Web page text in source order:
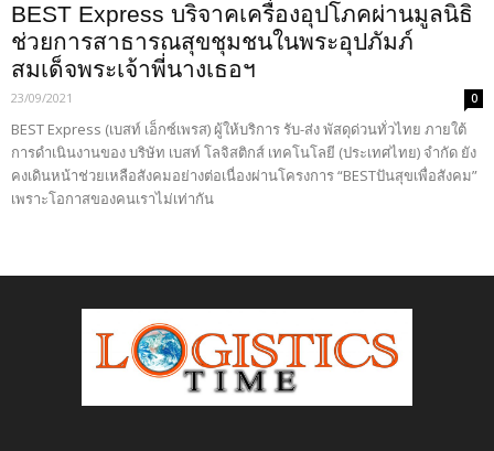
BEST Express บริจาคเครื่องอุปโภคผ่านมูลนิธิ
ช่วยการสาธารณสุขชุมชนในพระอุปภัมภ์
สมเด็จพระเจ้าพี่นางเธอฯ
23/09/2021 0
BEST Express (เบสท์ เอ็กซ์เพรส) ผู้ให้บริการ รับ-ส่ง พัสดุด่วนทั่วไทย ภายใต้
การดำเนินงานของ บริษัท เบสท์ โลจิสติกส์ เทคโนโลยี (ประเทศไทย) จำกัด ยัง
คงเดินหน้าช่วยเหลือสังคมอย่างต่อเนื่องผ่านโครงการ “BESTปันสุขเพื่อสังคม”
เพราะโอกาสของคนเราไม่เท่ากัน